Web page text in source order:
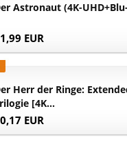
Astronaut (4K-
EUR
Herr der Ringe:
[4K...
EUR